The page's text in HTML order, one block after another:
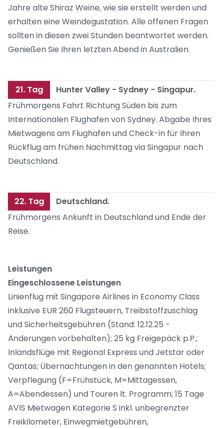
Jahre alte Shiraz Weine, wie sie erstellt werden und
erhalten eine Weindegustation. Alle offenen Fragen
sollten in diesen zwei Stunden beantwortet werden.
Genießen Sie Ihren letzten Abend in Australien.
21. Tag
Hunter Valley - Sydney - Singapur.
Frühmorgens Fahrt Richtung Süden bis zum
Internationalen Flughafen von Sydney. Abgabe Ihres
Mietwagens am Flughafen und Check-in für Ihren
Rückflug am frühen Nachmittag via Singapur nach
Deutschland.
22. Tag
Deutschland.
Frühmorgens Ankunft in Deutschland und Ende der
Reise.
Leistungen
Eingeschlossene Leistungen
Linienflug mit Singapore Airlines in Economy Class
inklusive EUR 260 Flugsteuern, Treibstoffzuschlag
und Sicherheitsgebühren (Stand: 12.12.25 -
Änderungen vorbehalten); 25 kg Freigepäck p.P.;
Inlandsflüge mit Regional Express und Jetstar oder
Qantas; Übernachtungen in den genannten Hotels;
Verpflegung (F=Frühstück, M=Mittagessen,
A=Abendessen) und Touren lt. Programm; 15 Tage
AVIS Mietwagen Kategorie S inkl. unbegrenzter
Freikilometer, Einwegmietgebühren,